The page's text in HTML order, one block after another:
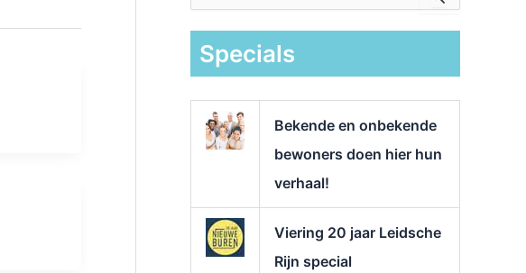
k
Specials
Bekende en onbekende
bewoners doen hier hun
verhaal!
Viering 20 jaar Leidsche
Rijn special